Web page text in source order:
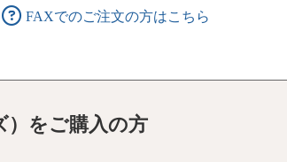
FAXでのご注文の方はこちら
をご購入の方